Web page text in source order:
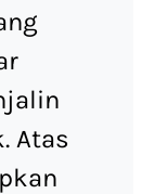
Atas